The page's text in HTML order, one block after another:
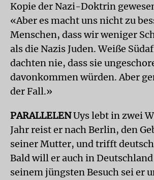
Kopie der Nazi-Doktrin
«Aber es macht uns nicht zu
Menschen, dass wir weniger
als die Nazis Juden. Weiße
dachten nie, dass sie
davonkommen würden. Aber
der Fall.»
PARALLELENUys lebt in zwei
Jahr reist er nach Berlin, den
seiner Mutter, und trifft
Bald will er auch in
seinem jüngsten Besuch sei er